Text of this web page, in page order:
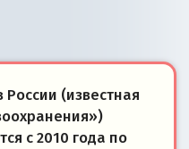
(известная
с 2010 года по